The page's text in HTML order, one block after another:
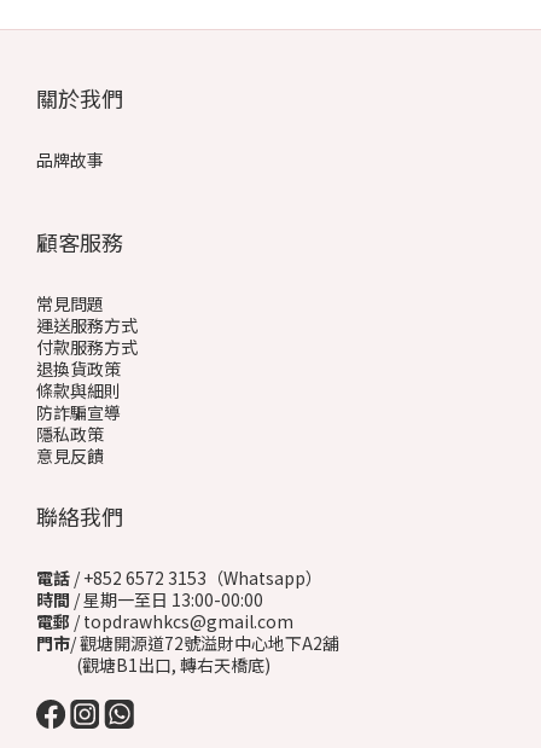
關於我們
品牌故事
顧客服務
常見問題
運送服務方式
付款服務方式
退換貨政策
條款與細則
防詐騙宣導
隱私政策
意見反饋
聯絡我們
電話 / +852 6572 3153（Whatsapp）
時間 / 星期一至日 13:00-00:00
電郵 / topdrawhkcs@gmail.com
門市/ 觀塘開源道72號溢財中心地下A2舖
(觀塘B1出口, 轉右天橋底)